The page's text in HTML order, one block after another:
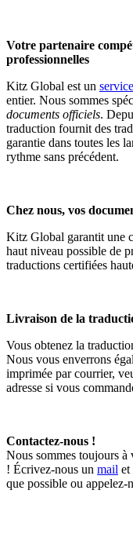
Votre partenaire
professionnelles
Kitz Global est un
entier. Nous sommes
documents officiels.
traduction fournit des
garantie dans toutes les
rythme sans précédent.
Chez nous, vos
Kitz Global garantit une
haut niveau possible de
traductions certifiées
Livraison de la
Vous obtenez la
Nous vous enverrons
imprimée par courrier,
adresse si vous
Contactez-nous !
Nous sommes toujours à
! Écrivez-nous un mail et
que possible ou appelez-